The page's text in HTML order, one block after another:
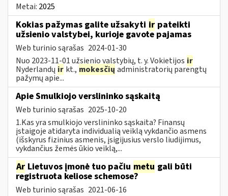
Metai: 2025
Kokias pažymas galite užsakyti ir pateikti
užsienio valstybei, kurioje gavote pajamas
Web turinio sąrašas 2024-01-30
Nuo 2023-11-01 užsienio valstybių, t. y. Vokietijos ir
Nyderlandų ir kt., mokesčių administratorių parengtų
pažymų apie...
Apie Smulkiojo verslininko sąskaitą
Web turinio sąrašas 2025-10-20
1.Kas yra smulkiojo verslininko sąskaita? Finansų
įstaigoje atidaryta individualią veiklą vykdančio asmens
(išskyrus fizinius asmenis, įsigijusius verslo liudijimus,
vykdančius žemės ūkio veiklą,...
Ar Lietuvos įmonė tuo pačiu metu gali būti
registruota keliose schemose?
Web turinio sąrašas 2021-06-16